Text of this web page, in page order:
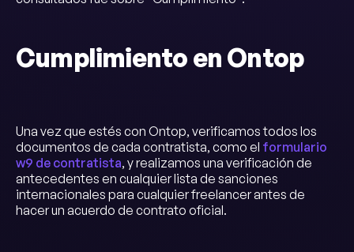
Cumplimiento en Ontop
Una vez que estés con Ontop, verificamos todos los
documentos de cada contratista, como el formulario
w9 de contratista, y realizamos una verificación de
antecedentes en cualquier lista de sanciones
internacionales para cualquier freelancer antes de
hacer un acuerdo de contrato oficial.